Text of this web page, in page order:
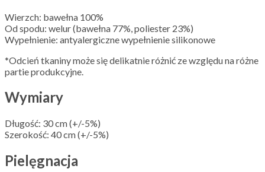
Wierzch: bawełna 100%
Od spodu: welur (bawełna 77%, poliester 23%)
Wypełnienie: antyalergiczne wypełnienie silikonowe
*Odcień tkaniny może się delikatnie różnić ze względu na różne
partie produkcyjne.
Wymiary
Długość: 30 cm (+/-5%)
Szerokość: 40 cm (+/-5%)
Pielęgnacja